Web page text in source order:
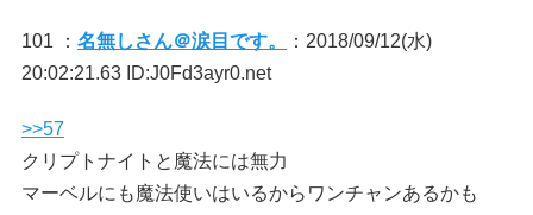
101 ： 名無しさん＠涙目です。
：2018/09/12(水)
20:02:21.63 ID:J0Fd3ayr0.net
>>57
クリプトナイトと魔法には無力
マーベルにも魔法使いはいるからワンチャンあるかも